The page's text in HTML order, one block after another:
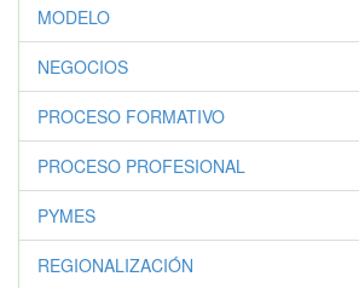
MODELO
NEGOCIOS
PROCESO FORMATIVO
PROCESO PROFESIONAL
PYMES
REGIONALIZACIÓN